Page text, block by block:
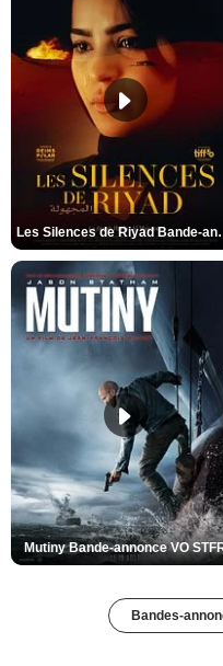
Les
Mutiny Bande-annonce VO
Bandes-